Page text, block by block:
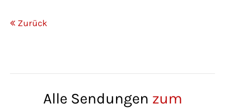
Zurück
Alle Sendungen zum